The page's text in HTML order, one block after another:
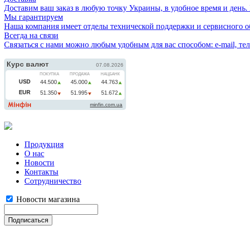
Доставим ваш заказ в любую точку Украины, в удобное время и день.
Мы гарантируем
Наша компания имеет отделы технической поддержки и сервисного
Всегда на связи
Связаться с нами можно любым удобным для вас способом: e-mail,
Продукция
О нас
Новости
Контакты
Сотрудничество
Новости магазина